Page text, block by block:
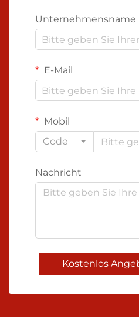
Unternehmensname
E-Mail
Mobil
Code
Nachricht
Kostenlos